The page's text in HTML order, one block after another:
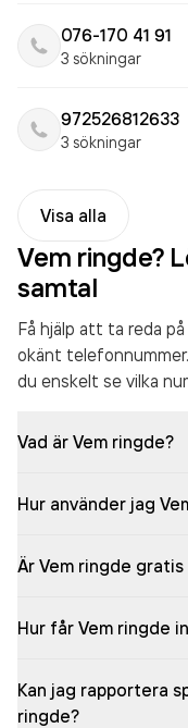
076-170 41 91
3 sökningar
972526812633
3 sökningar
Visa alla
Vem ringde?
samtal
Få hjälp att ta reda
okänt
du enskelt se vilka
Vad är Vem ringde?
Hur använder jag
Är Vem ringde
Hur får Vem ringde
Kan jag rapportera
ringde?